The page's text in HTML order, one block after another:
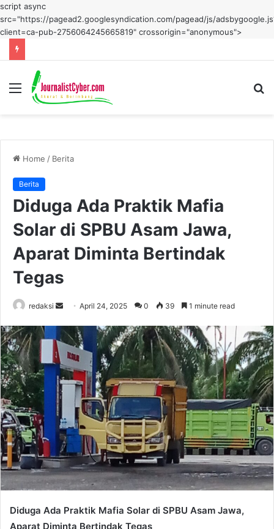
script async
src="https://pagead2.googlesyndication.com/pagead/js/
client=ca-pub-2756064245665819" crossorigin="anonymous">
Menu
Home / Berita
Berita
Diduga Ada Praktik Mafia
Solar di SPBU Asam Jawa,
Aparat Diminta Bertindak
Tegas
redaksi
Send
email
April 24, 2025 0 39 1 minute read
Diduga Ada Praktik Mafia Solar di SPBU Asam Jawa,
Aparat Diminta Bertindak Tegas